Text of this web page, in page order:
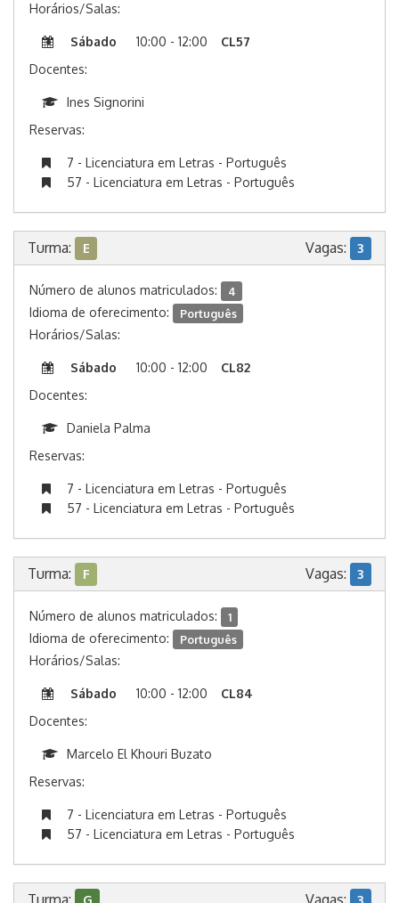
Horários/Salas:
Sábado 10:00 - 12:00
CL57
Docentes:
Ines Signorini
Reservas:
7 - Licenciatura em Letras - Português
57 - Licenciatura em Letras - Português
Turma: E Vagas: 3
Número de alunos matriculados: 4
Idioma de oferecimento: Português
Horários/Salas:
Sábado 10:00 - 12:00
CL82
Docentes:
Daniela Palma
Reservas:
7 - Licenciatura em Letras - Português
57 - Licenciatura em Letras - Português
Turma: F Vagas: 3
Número de alunos matriculados: 1
Idioma de oferecimento: Português
Horários/Salas:
Sábado 10:00 - 12:00
CL84
Docentes:
Marcelo El Khouri Buzato
Reservas:
7 - Licenciatura em Letras - Português
57 - Licenciatura em Letras - Português
G 3